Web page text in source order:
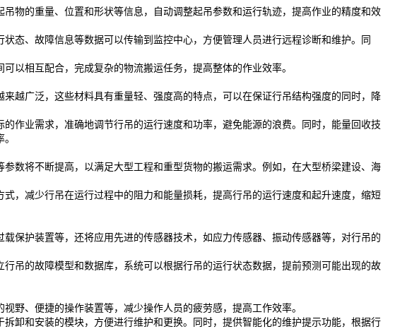
物的重量、位置和形状等信息，自动调整起吊参数和运行轨迹，提高作业的精度和效
态、故障信息等数据可以传输到监控中心，方便管理人员进行远程诊断和维护。同
以相互配合，完成复杂的物流搬运任务，提高整体的作业效率。
越广泛，这些材料具有重量轻、强度高的特点，可以在保证行吊结构强度的同时，降
作业需求，准确地调节行吊的运行速度和功率，避免能源的浪费。同时，能量回收技
数将不断提高，以满足大型工程和重型货物的搬运需求。例如，在大型桥梁建设、海
，减少行吊在运行过程中的阻力和能量损耗，提高行吊的运行速度和起升速度，缩短
保护装置等，还将应用先进的传感器技术，如应力传感器、振动传感器等，对行吊的
吊的故障模型和数据库，系统可以根据行吊的运行状态数据，提前预测可能出现的故
野、便捷的操作装置等，减少操作人员的疲劳感，提高工作效率。
卸和安装的模块，方便进行维护和更换。同时，提供智能化的维护提示功能，根据行